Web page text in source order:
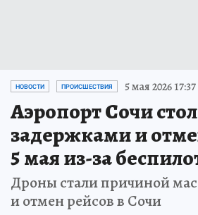
НОВОСТИ ПРОИСШЕСТВИЯ 5 мая 2026 17:37
Аэропорт Сочи
задержками и
5 мая из-за
Дроны стали причиной
и отмен рейсов в Сочи